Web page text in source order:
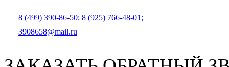
8 (499) 390-86-50; 8 (925) 766-48-01;
3908658@mail.ru